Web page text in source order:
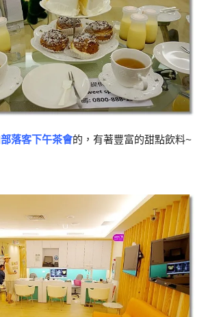
部落客下午茶會的，有著豐富的甜點飲料~